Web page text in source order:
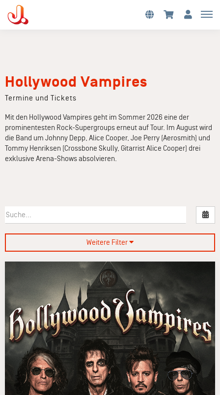
Hollywood Vampires
Termine und Tickets
Mit den Hollywood Vampires geht im Sommer 2026 eine der
prominentesten Rock-Supergroups erneut auf Tour. Im August wird
die Band um Johnny Depp, Alice Cooper, Joe Perry (Aerosmith) und
Tommy Henriksen (Crossbone Skully, Gitarrist Alice Cooper) drei
exklusive Arena-Shows absolvieren.
Weitere Filter